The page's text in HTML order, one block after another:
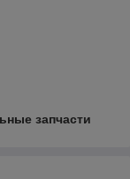
запчасти